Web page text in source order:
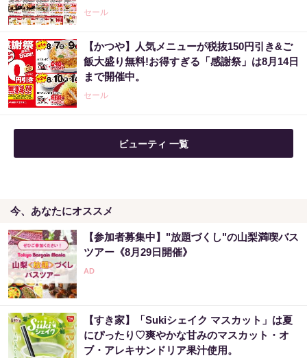
セール
【かつや】人気メニューが税抜150円引き&ご
飯大盛り無料!お得すぎる「感謝祭」は8月14日
まで開催中。
セール
ビューティ 一覧
今、あなたにオススメ
【参加者募集中】"放題づくし"の山梨満喫バス
ツアー《8月29日開催》
【すき家】「Sukiシェイク マスカット」は夏
にぴったり♡爽やかな甘みのマスカット・オ
ブ・アレキサンドリア果汁使用。